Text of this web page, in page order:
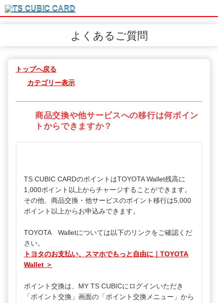
よくあるご質問
トップへ戻る
カテゴリー表示
商品交換や他サービスへの移行は何ポイン
トからできますか？
TS CUBIC CARDのポイントはTOYOTA Wallet残高に
1,000ポイント以上からチャージすることができます。
その他、商品交換・他サービスのポイント移行は5,000
ポイント以上からお申込みできます。
TOYOTA Walletについては以下のリンクをご確認くだ
さい。
トヨタのお支払い、スマホでもっと自由に｜TOYOTA
Wallet ＞
ポイント交換は、MY TS CUBICにログインいただき
「ポイント交換」画面の「ポイント交換メニュー」から